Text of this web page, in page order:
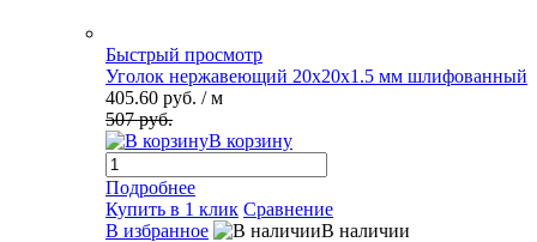
Быстрый просмотр
Уголок нержавеющий 20х20х1.5 мм шлифованный
405.60 руб. / м
507 руб.
В корзину
Подробнее
Купить в 1 клик Сравнение
В избранное
В наличии